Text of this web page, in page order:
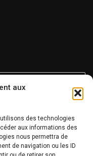
aux
des technologies
aux informations des
nous permettra de
de navigation ou les ID